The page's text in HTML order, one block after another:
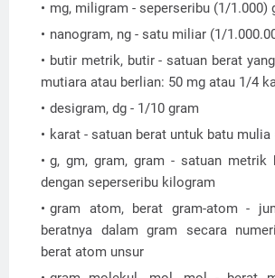
mg, miligram - seperseribu (1/1.000)
nanogram, ng - satu miliar (1/
butir metrik, butir - satuan berat
mutiara atau berlian: 50 mg atau 1/4
desigram, dg - 1/10 gram
karat - satuan berat untuk batu mulia
g, gm, gram, gram - satuan metrik
dengan seperseribu kilogram
gram atom, berat gram-atom -
beratnya dalam gram secara
berat atom unsur